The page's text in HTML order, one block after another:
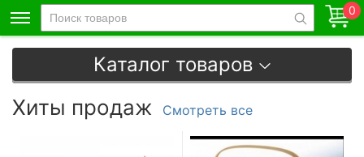
0
Каталог товаров
Хиты продаж Смотреть все